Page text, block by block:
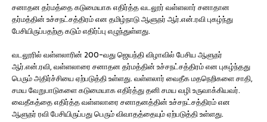
சனாதன தர்மத்தை கடுமையாக எதிர்த்த வடலூர் வள்ளலார் சனாதான
தர்மத்தின் உச்சநட்சத்திரம் என தமிழ்நாடு ஆளுநர் ஆர்.என்.ரவி புகழ்ந்து
பேசியிருப்பதற்கு கடும் எதிர்ப்பு எழுந்துள்ளது.
வடலூரில் வள்ளலாரின் 200-வது ஜெயந்தி விழாவில் பேசிய ஆளுநர்
ஆர்.என்.ரவி, வள்ளலாரை சனாதன தர்மத்தின் உச்சநட்சத்திரம் என புகழ்ந்தது
பெரும் அதிர்ச்சியை ஏற்படுத்தி உள்ளது. வள்ளலார் வைதீக மதநெறிகளை சாதி,
சமய வேறுபாடுகளை கடுமையாக எதிர்த்து தனி சமய வழி உருவாக்கியவர்.
வைதீகத்தை எதிர்த்த வள்ளலாரை சனாதனத்தின் உச்சநட்சத்திரம் என
ஆளுநர் ரவி பேசியிருப்பது பெரும் விவாதத்தையும் ஏற்படுத்தி உள்ளது.